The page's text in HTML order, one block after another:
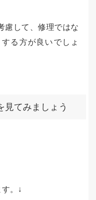
慮して、修理ではな
る方が良いでしょ
見てみましょう
。↓